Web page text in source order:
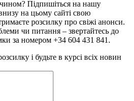
Підпишіться на нашу
на цьому сайті свою
розсилку про свіжі анонси.
чи питання – звертайтесь до
за номером +34 604 431 841.
і будьте в курсі всіх новин